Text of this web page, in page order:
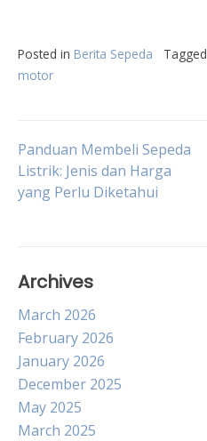
Posted in Berita Sepeda Tagged
motor
Post
navigation
Panduan Membeli Sepeda
Listrik: Jenis dan Harga
yang Perlu Diketahui
Archives
March 2026
February 2026
January 2026
December 2025
May 2025
March 2025